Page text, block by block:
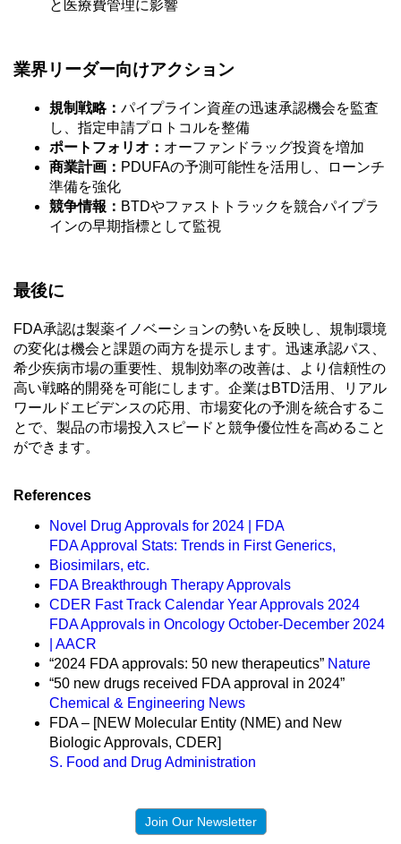
と医療費管理に影響
業界リーダー向けアクション
規制戦略： パイプライン資産の迅速承認機会を監査
し、指定申請プロトコルを整備
ポートフォリオ： オーファンドラッグ投資を増加
商業計画： PDUFAの予測可能性を活用し、ローンチ
準備を強化
競争情報： BTDやファストトラックを競合パイプラ
インの早期指標として監視
最後に
FDA承認は製薬イノベーションの勢いを反映し、規制環境
の変化は機会と課題の両方を提示します。迅速承認パス、
希少疾病市場の重要性、規制効率の改善は、より信頼性の
高い戦略的開発を可能にします。企業はBTD活用、リアル
ワールドエビデンスの応用、市場変化の予測を統合するこ
とで、製品の市場投入スピードと競争優位性を高めること
ができます。
References
Novel Drug Approvals for 2024 | FDA
FDA Approval Stats: Trends in First Generics,
Biosimilars, etc.
FDA Breakthrough Therapy Approvals
CDER Fast Track Calendar Year Approvals 2024
FDA Approvals in Oncology October-December 2024
| AACR
“2024 FDA approvals: 50 new therapeutics” Nature
“50 new drugs received FDA approval in 2024”
Chemical & Engineering News
FDA – [NEW Molecular Entity (NME) and New
Biologic Approvals, CDER]
S. Food and Drug Administration
Join Our Newsletter